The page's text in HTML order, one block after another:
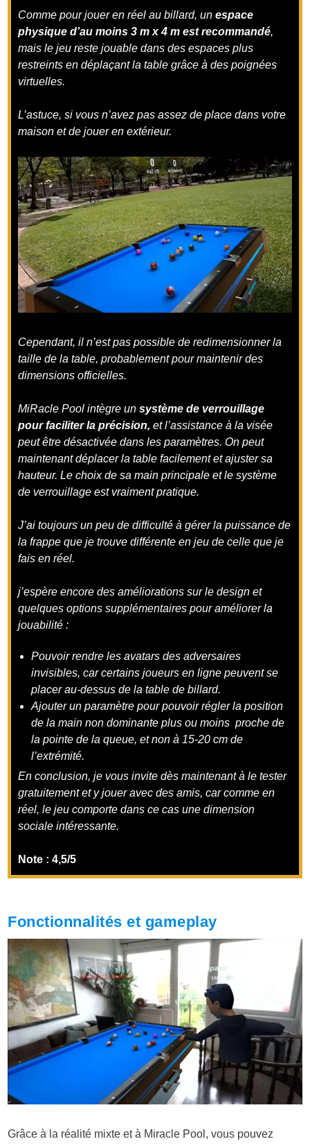
Comme pour jouer en réel au billard, unespace
physique d’au moins 3 m x 4 m est recommandé,
mais le jeu reste jouable dans des espaces plus
restreints en déplaçant la table grâce à des poignées
virtuelles.
L’astuce, si vous n’avez pas assez de place dans votre
maison et de jouer en extérieur.
Cependant, il n’est pas possible de redimensionner la
taille de la table, probablement pour maintenir des
dimensions officielles.
MiRacle Pool intègre unsystème de verrouillage
pour faciliter la précision, et l’assistance à la visée
peut être désactivée dans les paramètres. On peut
maintenant déplacer la table facilement et ajuster sa
hauteur. Le choix de sa main principale et le système
de verrouillage est vraiment pratique.
J’ai toujours un peu de difficulté à gérer la puissance de
la frappe que je trouve différente en jeu de celle que je
fais en réel.
j’espère encore des améliorations sur le design et
quelques options supplémentaires pour améliorer la
jouabilité :
Pouvoir rendre les avatars des adversaires
invisibles, car certains joueurs en ligne peuvent se
placer au-dessus de la table de billard.
Ajouter un paramètre pour pouvoir régler la position
de la main non dominante plus ou moins proche de
la pointe de la queue, et non à 15-20 cm de
l’extrémité.
En conclusion, je vous invite dès maintenant à le tester
gratuitement et y jouer avec des amis, car comme en
réel, le jeu comporte dans ce cas une dimension
sociale intéressante.
Note : 4,5/5
Fonctionnalités et gameplay
Grâce à la réalité mixte et à Miracle Pool, vous pouvez